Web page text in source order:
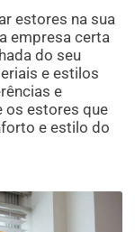
estores na sua
empresa certa
do seu
e estilos
e
os estores que
e estilo do